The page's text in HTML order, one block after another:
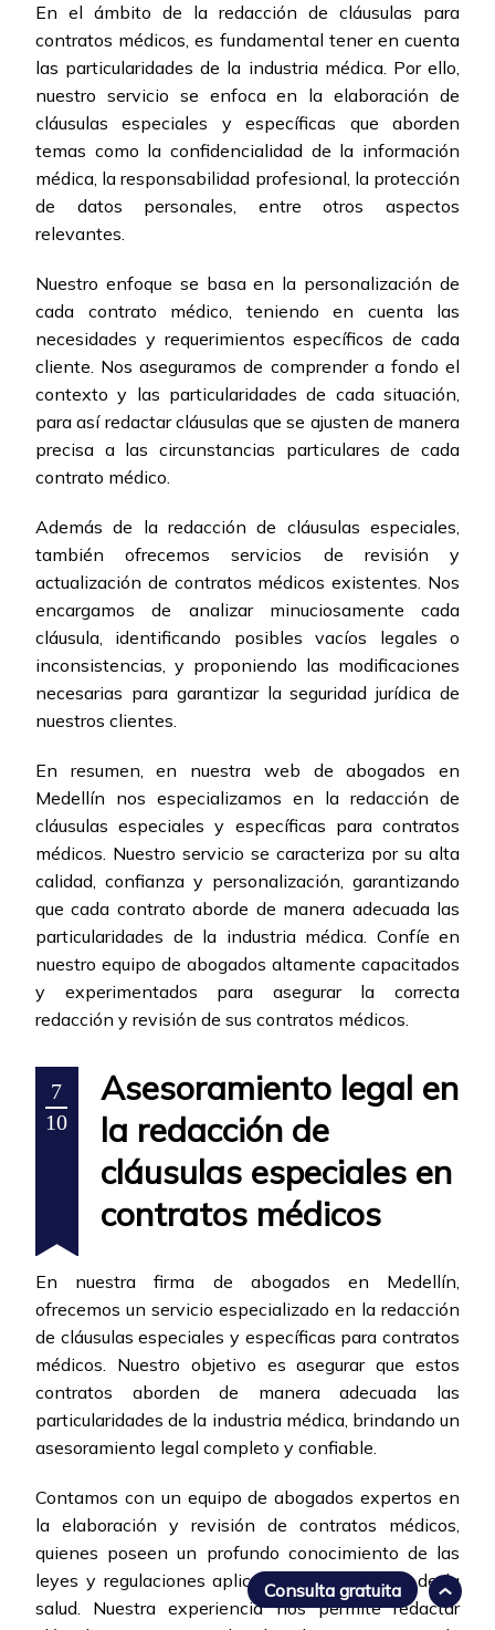
En el ámbito de la redacción de cláusulas para
contratos médicos, es fundamental tener en cuenta
las particularidades de la industria médica. Por ello,
nuestro servicio se enfoca en la elaboración de
cláusulas especiales y específicas que aborden
temas como la confidencialidad de la información
médica, la responsabilidad profesional, la protección
de datos personales, entre otros aspectos
relevantes.
Nuestro enfoque se basa en la personalización de
cada contrato médico, teniendo en cuenta las
necesidades y requerimientos específicos de cada
cliente. Nos aseguramos de comprender a fondo el
contexto y las particularidades de cada situación,
para así redactar cláusulas que se ajusten de manera
precisa a las circunstancias particulares de cada
contrato médico.
Además de la redacción de cláusulas especiales,
también ofrecemos servicios de revisión y
actualización de contratos médicos existentes. Nos
encargamos de analizar minuciosamente cada
cláusula, identificando posibles vacíos legales o
inconsistencias, y proponiendo las modificaciones
necesarias para garantizar la seguridad jurídica de
nuestros clientes.
En resumen, en nuestra web de abogados en
Medellín nos especializamos en la redacción de
cláusulas especiales y específicas para contratos
médicos. Nuestro servicio se caracteriza por su alta
calidad, confianza y personalización, garantizando
que cada contrato aborde de manera adecuada las
particularidades de la industria médica. Confíe en
nuestro equipo de abogados altamente capacitados
y experimentados para asegurar la correcta
redacción y revisión de sus contratos médicos.
7
10
Asesoramiento legal en
la redacción de
cláusulas especiales en
contratos médicos
En nuestra firma de abogados en Medellín,
ofrecemos un servicio especializado en la redacción
de cláusulas especiales y específicas para contratos
médicos. Nuestro objetivo es asegurar que estos
contratos aborden de manera adecuada las
particularidades de la industria médica, brindando un
asesoramiento legal completo y confiable.
Contamos con un equipo de abogados expertos en
la elaboración y revisión de contratos médicos,
quienes poseen un profundo conocimiento de las
leyes y regulaciones aplicables en el ámbito de la
salud. Nuestra experiencia nos permite redactar
Consulta gratuita